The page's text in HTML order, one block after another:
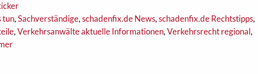
tun,Sachverständige,schadenfix.de News,schadenfix.de Rechtstipps,
,Verkehrsanwälte aktuelle Informationen,Verkehrsrecht regional,